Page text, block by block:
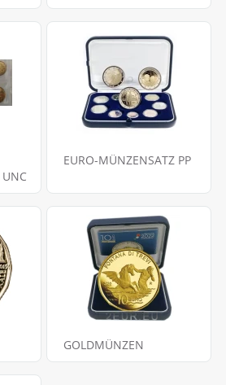
UNC
EURO-MÜNZENSATZ PP
GOLDMÜNZEN